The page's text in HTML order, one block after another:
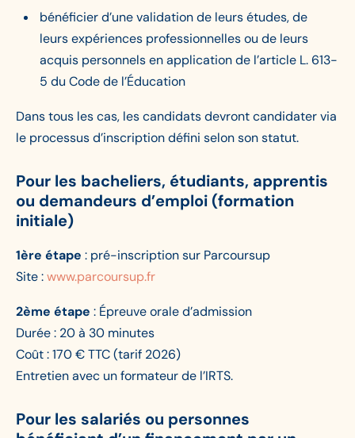
bénéficier d’une validation de leurs études, de
leurs expériences professionnelles ou de leurs
acquis personnels en application de l’article L. 613-
5 du Code de l’Éducation
Dans tous les cas, les candidats devront candidater via
le processus d’inscription défini selon son statut.
Pour les bacheliers, étudiants, apprentis
ou demandeurs d’emploi (formation
initiale)
1ère étape : pré-inscription sur Parcoursup
Site :www.parcoursup.fr
2ème étape : Épreuve orale d’admission
Durée : 20 à 30 minutes
Coût : 170 € TTC (tarif 2026)
Entretien avec un formateur de l’IRTS.
Pour les salariés ou personnes